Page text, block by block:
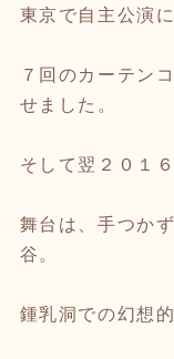
東京で自主公演
７回のカーテン
せました。
そして翌２０１
舞台は、手つか
谷。
鍾乳洞での幻想